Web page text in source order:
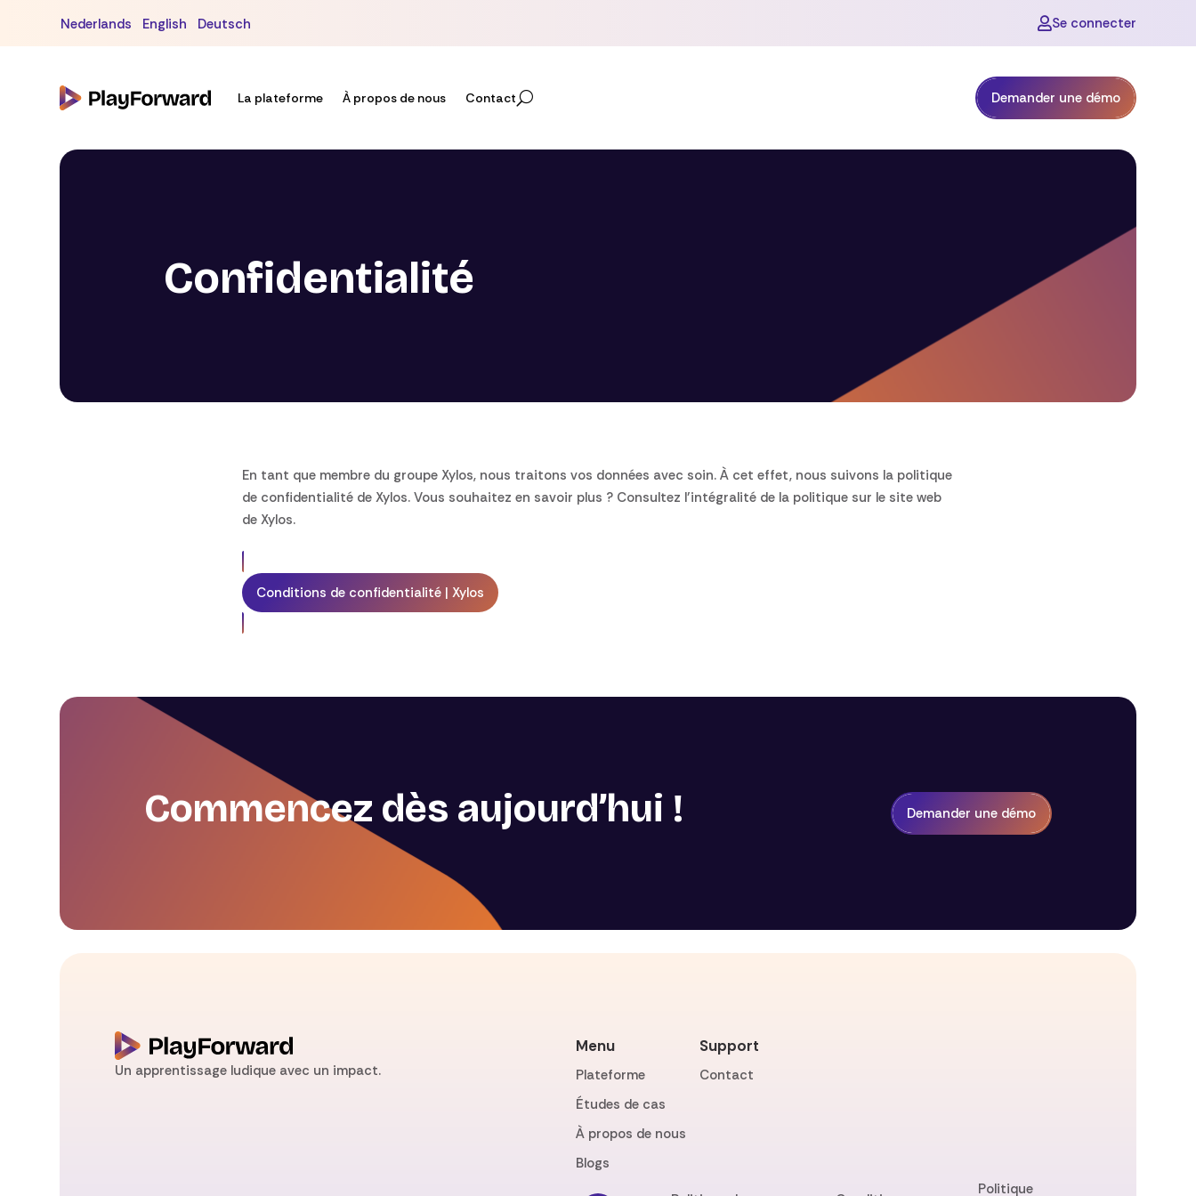
Nederlands English Deutsch Se connecter
La plateforme À propos de nous Contact Demander une démo
Confidentialité
En tant que membre du groupe Xylos, nous traitons vos données avec soin. À cet effet, nous suivons la politique
de confidentialité de Xylos. Vous souhaitez en savoir plus ? Consultez l’intégralité de la politique sur le site web
de Xylos.
Conditions de confidentialité | Xylos
Commencez dès aujourd’hui ! Demander une démo
Un apprentissage ludique avec un impact.
Menu
Plateforme
Études de cas
À propos de nous
Blogs
Support
Contact
Politique